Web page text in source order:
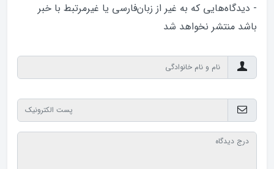
- دیدگاه‌هایی که به غیر از زبان‌فارسی یا غیرمرتبط با خبر
باشد منتشر نخواهد‌ شد